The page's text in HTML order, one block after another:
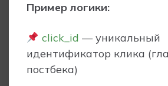
Пример логики:
click_id — уникальный
идентификатор клика
постбека)